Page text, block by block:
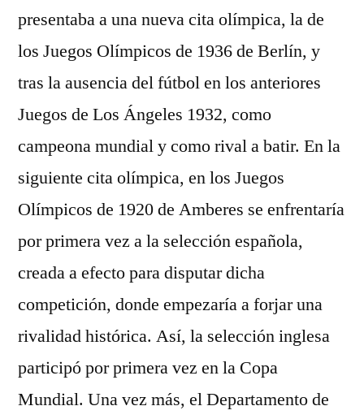
presentaba a una nueva cita olímpica, la de
los Juegos Olímpicos de 1936 de Berlín, y
tras la ausencia del fútbol en los anteriores
Juegos de Los Ángeles 1932, como
campeona mundial y como rival a batir. En la
siguiente cita olímpica, en los Juegos
Olímpicos de 1920 de Amberes se enfrentaría
por primera vez a la selección española,
creada a efecto para disputar dicha
competición, donde empezaría a forjar una
rivalidad histórica. Así, la selección inglesa
participó por primera vez en la Copa
Mundial. Una vez más, el Departamento de